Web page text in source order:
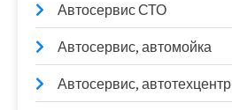
Автосервис СТО
Автосервис, автомойка
Автосервис, автотехцентр